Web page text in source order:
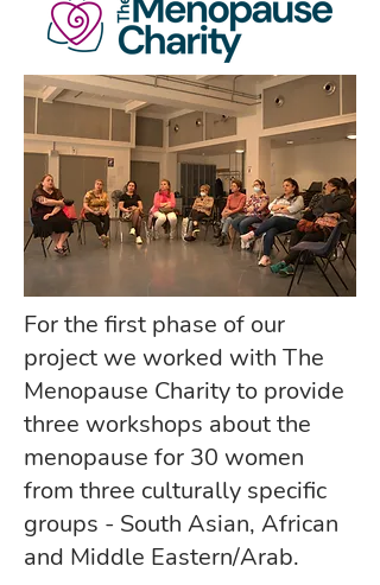
For the first phase of our
project we worked with The
Menopause Charity to provide
three workshops about the
menopause for 30 women
from three culturally specific
groups - South Asian, African
and Middle Eastern/Arab.